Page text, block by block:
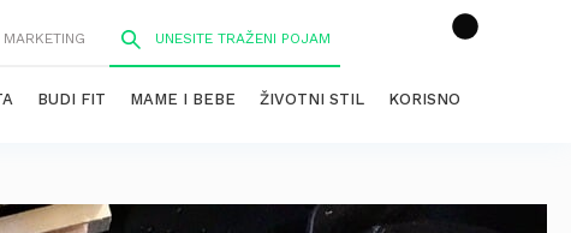
BUDI FIT MAME I BEBE ŽIVOTNI STIL KORISNO